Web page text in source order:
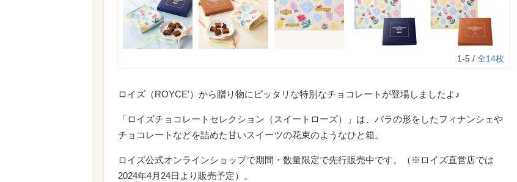
1-5 / 全14枚
ロイズ（ROYCE'）から贈り物にピッタリな特別なチョコレートが登場しましたよ♪
「ロイズチョコレートセレクション（スイートローズ）」は、バラの形をしたフィナンシェや
チョコレートなどを詰めた甘いスイーツの花束のようなひと箱。
ロイズ公式オンラインショップで期間・数量限定で先行販売中です。（※ロイズ直営店では
2024年4月24日より販売予定）。